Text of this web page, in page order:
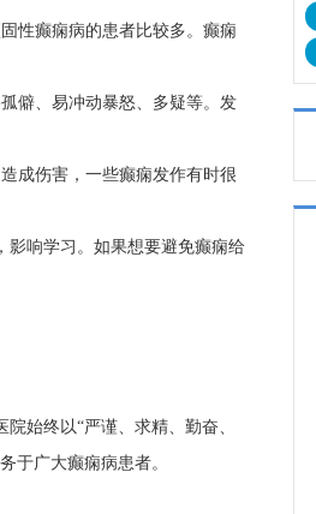
性癫痫病的患者比较多。癫痫
僻、易冲动暴怒、多疑等。发
成伤害，一些癫痫发作有时很
影响学习。如果想要避免癫痫给
始终以“严谨、求精、勤奋、
于广大癫痫病患者。